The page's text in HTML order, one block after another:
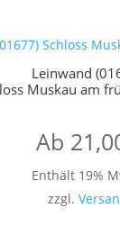
Leinwand
Muskau am
Ab
Enthält 19%
zzgl.